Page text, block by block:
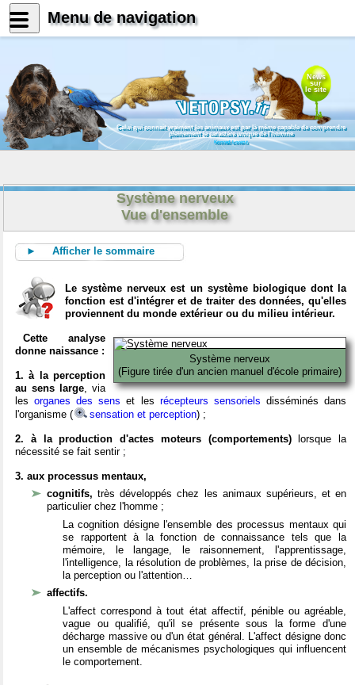
News
sur
le site
Celui qui connait vraiment les animaux est par là même capable de comprendre
pleinement le caractère unique de l'homme
Konrad Lorenz
Système nerveux
Vue d'ensemble
► Afficher le sommaire
Le système nerveux est un système biologique dont la
fonction est d'intégrer et de traiter des données, qu'elles
proviennent du monde extérieur ou du milieu intérieur.
Système nerveux
(Figure tirée d'un ancien manuel d'école primaire)
Cette analyse
donne naissance :
1. à la perception
au sens large, via
lesorganes des sens et les récepteurs sensoriels disséminés dans
l'organisme (
sensation et perception) ;
2. à la production d'actes moteurs (comportements)lorsque la
nécessité se fait sentir ;
3. aux processus mentaux,
cognitifs,très développés chez les animaux supérieurs, et en
particulier chez l'homme ;
La cognition désigne l'ensemble des processus mentaux qui
se rapportent à la fonction de connaissance tels que la
mémoire, le langage, le raisonnement, l'apprentissage,
l'intelligence, la résolution de problèmes, la prise de décision,
la perception ou l'attention…
affectifs.
L'affect correspond à tout état affectif, pénible ou agréable,
vague ou qualifié, qu'il se présente sous la forme d'une
décharge massive ou d'un état général. L'affect désigne donc
un ensemble de mécanismes psychologiques qui influencent
le comportement.
Menu de navigation